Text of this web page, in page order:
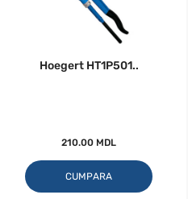
Hoegert HT1P501..
210.00 MDL
CUMPARA